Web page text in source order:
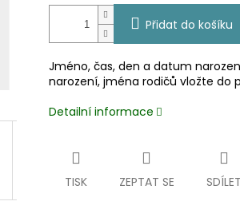
Přidat do košíku
Jméno, čas, den a datum
narození, jména rodičů vložte do
Detailní informace
TISK ZEPTAT SE SDÍLET